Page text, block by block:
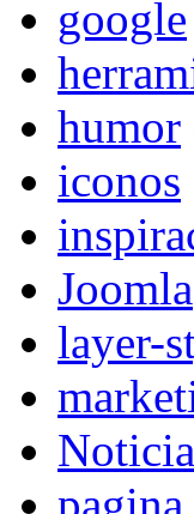
google
humor
iconos
Joomla
layer-